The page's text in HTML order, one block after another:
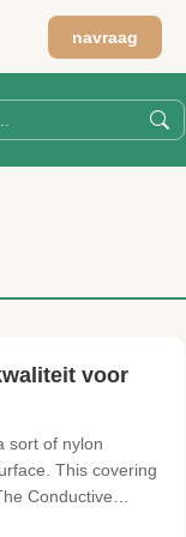
navraag
voor
sort of nylon
This covering
Conductive